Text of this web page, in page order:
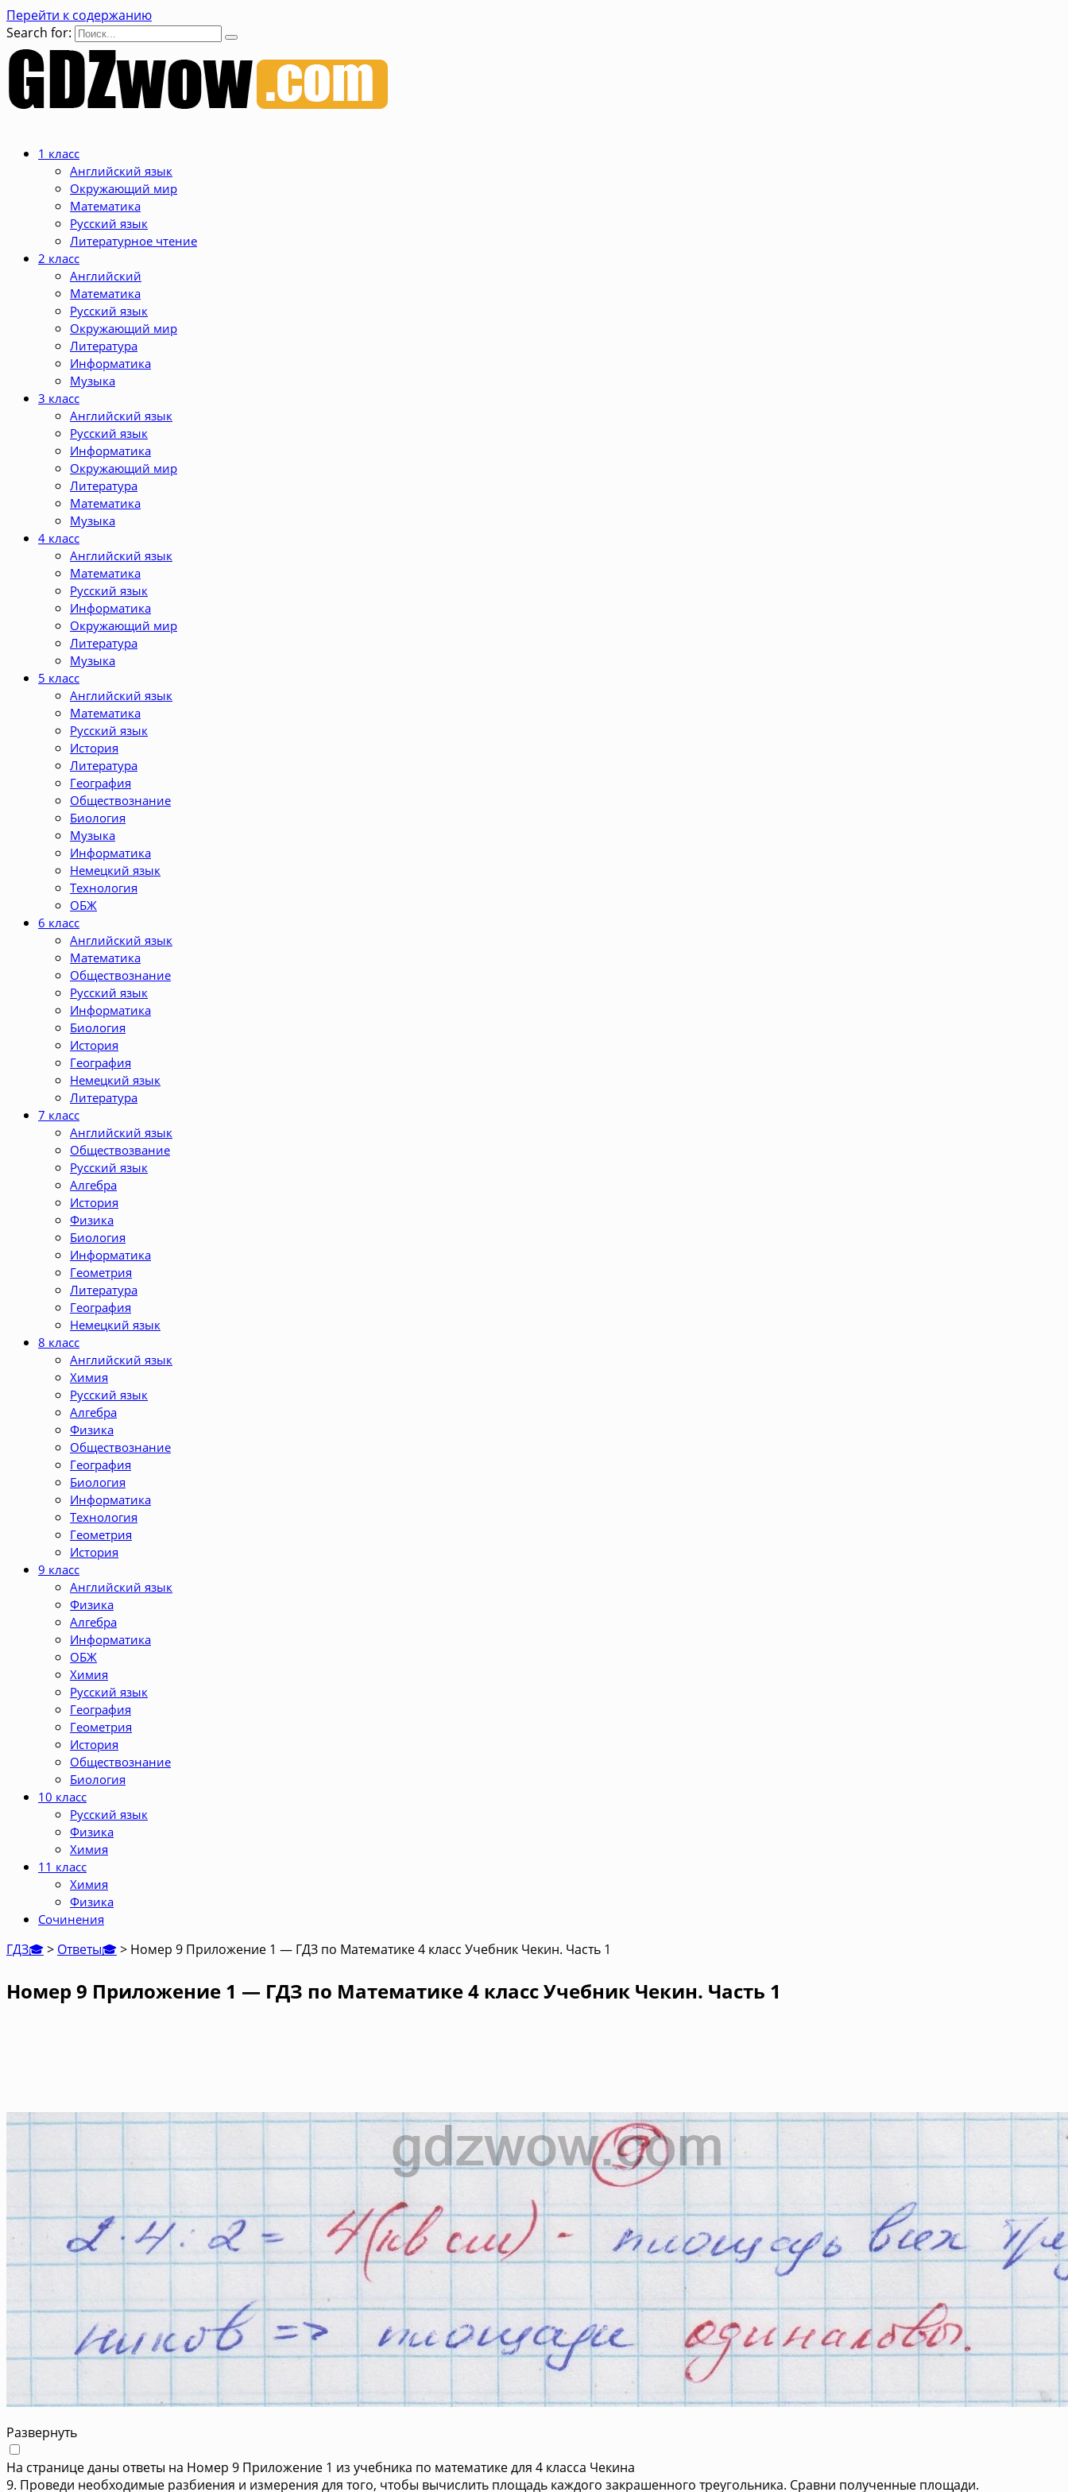
Перейти к содержанию
Search for:
1 класс
Английский язык
Окружающий мир
Математика
Русский язык
Литературное чтение
2 класс
Английский
Математика
Русский язык
Окружающий мир
Литература
Информатика
Музыка
3 класс
Английский язык
Русский язык
Информатика
Окружающий мир
Литература
Математика
Музыка
4 класс
Английский язык
Математика
Русский язык
Информатика
Окружающий мир
Литература
Музыка
5 класс
Английский язык
Математика
Русский язык
История
Литература
География
Обществознание
Биология
Музыка
Информатика
Немецкий язык
Технология
ОБЖ
6 класс
Английский язык
Математика
Обществознание
Русский язык
Информатика
Биология
История
География
Немецкий язык
Литература
7 класс
Английский язык
Обществозвание
Русский язык
Алгебра
История
Физика
Биология
Информатика
Геометрия
Литература
География
Немецкий язык
8 класс
Английский язык
Химия
Русский язык
Алгебра
Физика
Обществознание
География
Биология
Информатика
Технология
Геометрия
История
9 класс
Английский язык
Физика
Алгебра
Информатика
ОБЖ
Химия
Русский язык
География
Геометрия
История
Обществознание
Биология
10 класс
Русский язык
Физика
Химия
11 класс
Химия
Физика
Сочинения
ГДЗ🎓> Ответы🎓> Номер 9 Приложение 1 — ГДЗ по Математике 4 класс Учебник Чекин. Часть 1
Номер 9 Приложение 1 — ГДЗ по Математике 4 класс Учебник Чекин. Часть 1
Развернуть
На странице даны ответы на Номер 9 Приложение 1 из учебника по математике для 4 класса Чекина
9. Проведи необходимые разбиения и измерения для того, чтобы вычислить площадь каждого закрашенного треугольника. Сравни полученные площади.